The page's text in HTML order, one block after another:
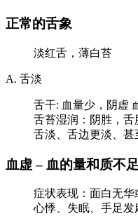
正常的舌象
淡红舌，薄白苔
A. 舌淡
舌干: 血量少，阴虚
舌苔湿润：阴胜，舌
舌淡、舌边更淡、甚
血虚 – 血的量和质不足
症状表现：面白无华
心悸、失眠、手足